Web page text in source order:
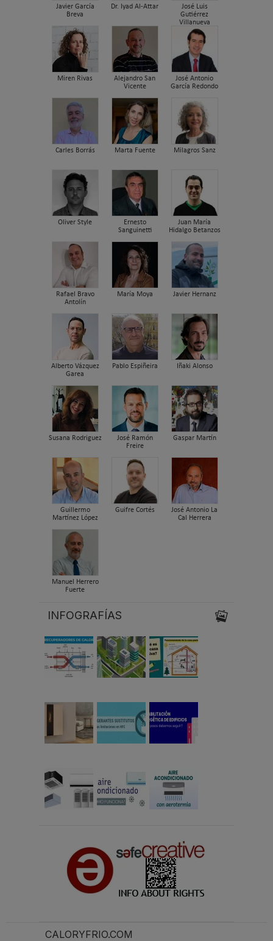
Javier García
Breva
Dr. Iyad Al-Attar
José Luis
Gutiérrez
Villanueva
Miren Rivas
Alejandro San
Vicente
José Antonio
García Redondo
Carles Borrás Marta Fuente Milagros Sanz
Oliver Style
Ernesto
Sanguinetti
Juan María
Hidalgo Betanzos
Rafael Bravo
Antolín
María Moya Javier Hernanz
Alberto Vázquez
Garea
Pablo Espiñeira Iñaki Alonso
Susana Rodriguez
José Ramón
Freire
Gaspar Martín
Guillermo
Martínez López
Guifre Cortés
José Antonio La
Cal Herrera
Manuel Herrero
Fuerte
INFOGRAFÍAS
CALORYFRIO.COM